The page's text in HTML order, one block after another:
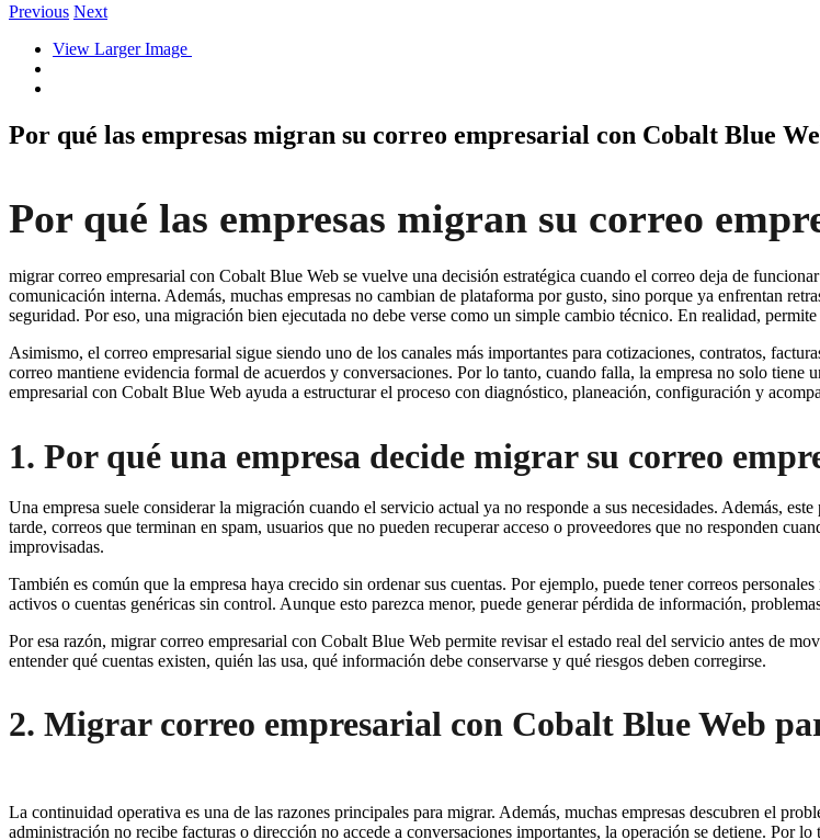
Previous Next
View Larger Image
Por qué las empresas migran su correo empresarial con Cobalt Blue
Por qué las empresas migran su correo
migrar correo empresarial con Cobalt Blue Web se vuelve una decisión estratégica cuando el correo deja de
comunicación interna. Además, muchas empresas no cambian de plataforma por gusto, sino porque ya enfrentan
seguridad. Por eso, una migración bien ejecutada no debe verse como un simple cambio técnico. En realidad,
Asimismo, el correo empresarial sigue siendo uno de los canales más importantes para cotizaciones, contratos,
correo mantiene evidencia formal de acuerdos y conversaciones. Por lo tanto, cuando falla, la empresa no solo
empresarial con Cobalt Blue Web ayuda a estructurar el proceso con diagnóstico, planeación, configuración y
1. Por qué una empresa decide migrar su correo
Una empresa suele considerar la migración cuando el servicio actual ya no responde a sus necesidades. Además,
tarde, correos que terminan en spam, usuarios que no pueden recuperar acceso o proveedores que no responden
improvisadas.
También es común que la empresa haya crecido sin ordenar sus cuentas. Por ejemplo, puede tener correos
activos o cuentas genéricas sin control. Aunque esto parezca menor, puede generar pérdida de información,
Por esa razón, migrar correo empresarial con Cobalt Blue Web permite revisar el estado real del servicio antes de
entender qué cuentas existen, quién las usa, qué información debe conservarse y qué riesgos deben corregirse.
2. Migrar correo empresarial con Cobalt Blue Web
La continuidad operativa es una de las razones principales para migrar. Además, muchas empresas descubren el
administración no recibe facturas o dirección no accede a conversaciones importantes, la operación se detiene. Por